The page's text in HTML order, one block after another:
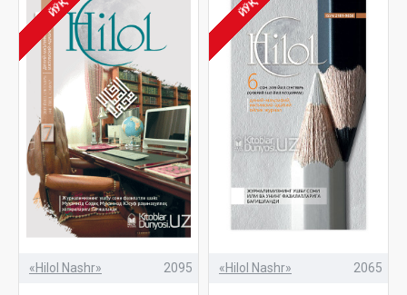
ЙЎҚ
«Hilol Nashr» 2095
ЙЎҚ
«Hilol Nashr» 2065